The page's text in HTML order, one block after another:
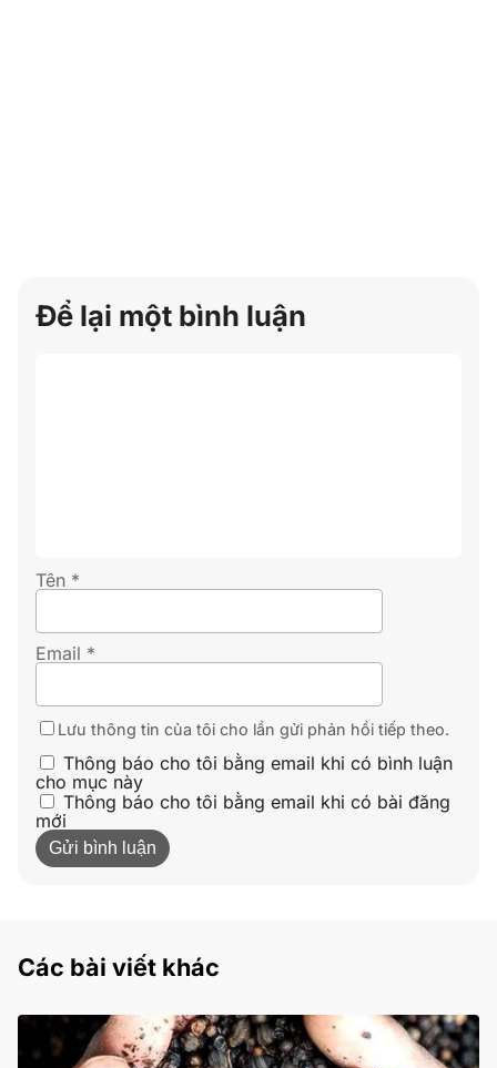
Để lại một bình luận
Tên *
Email *
Lưu thông tin của tôi cho lần gửi phản hồi tiếp theo.
Thông báo cho tôi bằng email khi có bình luận
cho mục này
Thông báo cho tôi bằng email khi có bài đăng
mới
Các bài viết khác